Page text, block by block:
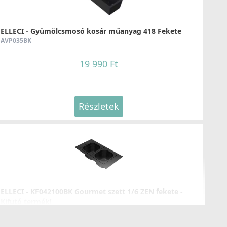
126 990 Ft
Részletek
ELLECI - Csaptelep Flamingo pure matt fekete+K83
179 990 Ft
Részletek
ELLECI - Gyümölcsmosó kosár műanyag 418 Fekete
AVP035BK
19 990 Ft
Részletek
ELLECI - KF042100BK Gourmet szett 1/6 ZEN fekete -